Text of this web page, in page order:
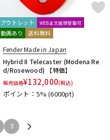
アウトレット WEB注文店頭受取可
動画あり 送料無料
Fender Made in Japan
Hybrid II Telecaster (Modena Re
d/Rosewood) 【特価】
販売価格¥132,000(税込)
ポイント：5%(6000pt)
3